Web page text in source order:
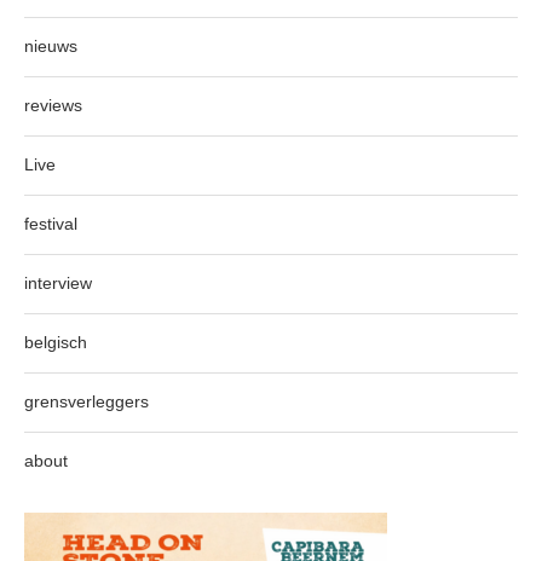
nieuws
reviews
Live
festival
interview
belgisch
grensverleggers
about